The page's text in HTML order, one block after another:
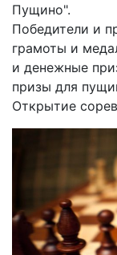
Пущино".
Победители и
грамоты и
и денежные
призы для
Открытие